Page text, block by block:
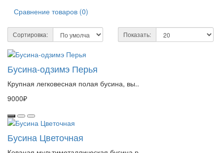
Сравнение товаров (0)
Сортировка: Показать:
Бусина-одзимэ Перья
Крупная легковесная полая бусина, вы..
9000₽
Бусина Цветочная